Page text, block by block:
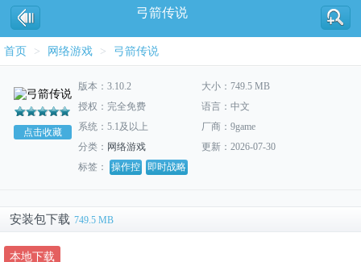
弓箭传说
首页 > 网络游戏 > 弓箭传说
点击收藏
版本：3.10.2
大小：749.5 MB
授权：完全免费
语言：中文
系统：5.1及以上
厂商：9game
分类： 网络游戏
更新：2026-07-30
标签：
操作控 即时战略
安装包下载 749.5 MB
本地下载